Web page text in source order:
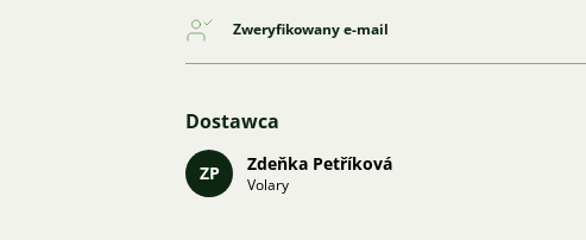
Zweryfikowany e-mail
Dostawca
ZP Zdeňka Petříková
Volary